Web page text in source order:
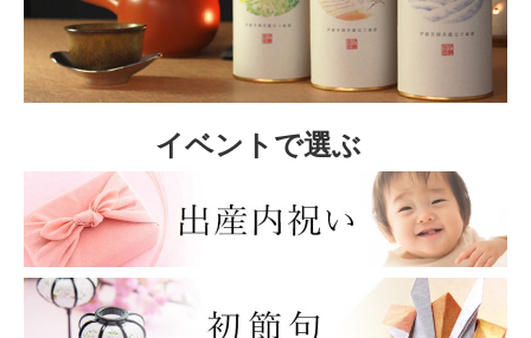
イベントで選ぶ